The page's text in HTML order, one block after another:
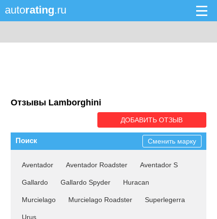
autorating.ru
Отзывы Lamborghini
ДОБАВИТЬ ОТЗЫВ
Поиск Сменить марку
Aventador Aventador Roadster Aventador S
Gallardo Gallardo Spyder Huracan
Murcielago Murcielago Roadster Superlegerra
Urus